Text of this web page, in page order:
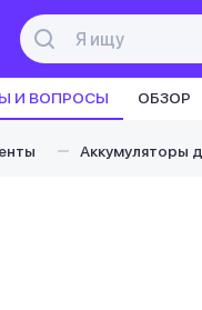
И ВОПРОСЫ ОБЗОР
Аккумуляторы